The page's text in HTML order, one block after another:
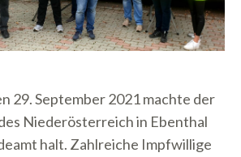
29. September 2021 machte der
Niederösterreich in Ebenthal
halt. Zahlreiche Impfwillige